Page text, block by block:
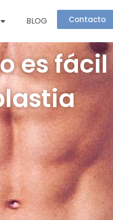
BLOG Contacto
es